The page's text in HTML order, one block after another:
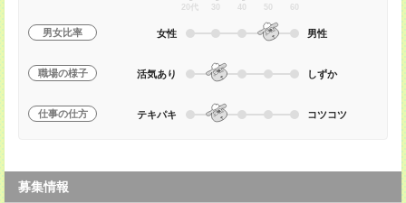
20代 30 40 50 60
男女比率 女性 男性
職場の様子 活気あり しずか
仕事の仕方 テキパキ コツコツ
募集情報